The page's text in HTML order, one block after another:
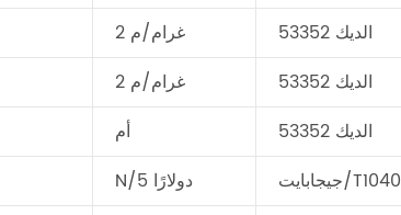
غرام/م 2 الديك 53352
غرام/م 2 الديك 53352
أم الديك 53352
N/5 دولارًا جيجابايت/T1040